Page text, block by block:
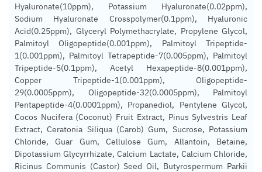
Hyaluronate(10ppm), Potassium Hyaluronate(0.02ppm),
Sodium Hyaluronate Crosspolymer(0.1ppm), Hyaluronic
Acid(0.25ppm), Glyceryl Polymethacrylate, Propylene Glycol,
Palmitoyl Oligopeptide(0.001ppm), Palmitoyl Tripeptide-
1(0.001ppm), Palmitoyl Tetrapeptide-7(0.005ppm), Palmitoyl
Tripeptide-5(0.1ppm), Acetyl Hexapeptide-8(0.001ppm),
Copper Tripeptide-1(0.001ppm), Oligopeptide-
29(0.0005ppm), Oligopeptide-32(0.0005ppm), Palmitoyl
Pentapeptide-4(0.0001ppm), Propanediol, Pentylene Glycol,
Cocos Nucifera (Coconut) Fruit Extract, Pinus Sylvestris Leaf
Extract, Ceratonia Siliqua (Carob) Gum, Sucrose, Potassium
Chloride, Guar Gum, Cellulose Gum, Allantoin, Betaine,
Dipotassium Glycyrrhizate, Calcium Lactate, Calcium Chloride,
Ricinus Communis (Castor) Seed Oil, Butyrospermum Parkii